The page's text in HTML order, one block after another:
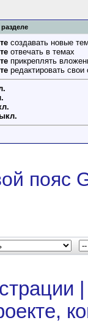
создавать новые
отвечать в темах
прикреплять
редактировать
пояс